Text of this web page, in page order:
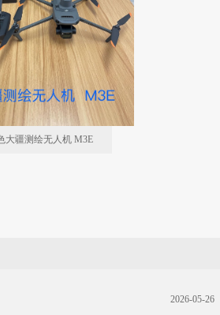
大疆测绘无人机 M3E
2026-05-26